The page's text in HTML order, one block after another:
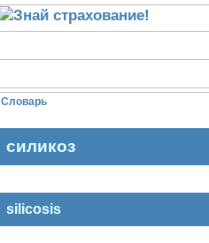
Словарь
силикоз
silicosis